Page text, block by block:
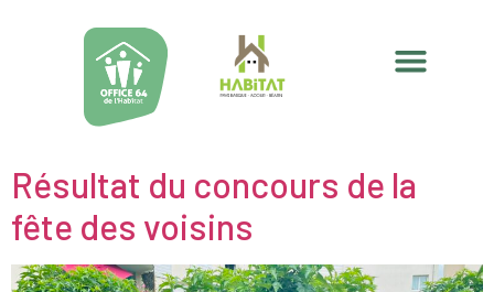
Résultat du concours de la
fête des voisins